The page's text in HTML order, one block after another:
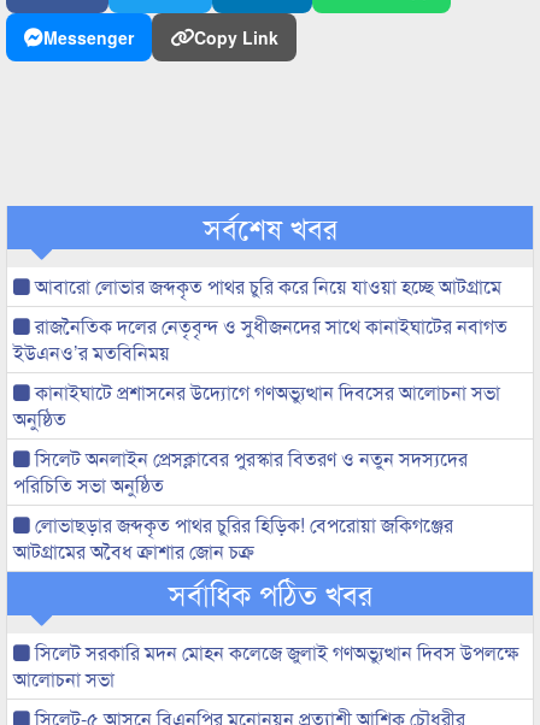
Messenger
Copy Link
সর্বশেষ খবর
আবারো লোভার জব্দকৃত পাথর চুরি করে নিয়ে যাওয়া হচ্ছে আটগ্রামে
রাজনৈতিক দলের নেতৃবৃন্দ ও সুধীজনদের সাথে কানাইঘাটের নবাগত
ইউএনও’র মতবিনিময়
কানাইঘাটে প্রশাসনের উদ্যোগে গণঅভ্যুত্থান দিবসের আলোচনা সভা
অনুষ্ঠিত
সিলেট অনলাইন প্রেসক্লাবের পুরস্কার বিতরণ ও নতুন সদস্যদের
পরিচিতি সভা অনুষ্ঠিত
লোভাছড়ার জব্দকৃত পাথর চুরির হিড়িক! বেপরোয়া জকিগঞ্জের
আটগ্রামের অবৈধ ক্রাশার জোন চক্র
সর্বাধিক পঠিত খবর
সিলেট সরকারি মদন মোহন কলেজে জুলাই গণঅভ্যুত্থান দিবস উপলক্ষে
আলোচনা সভা
সিলেট-৫ আসনে বিএনপির মনোনয়ন প্রত্যাশী আশিক চৌধুরীর